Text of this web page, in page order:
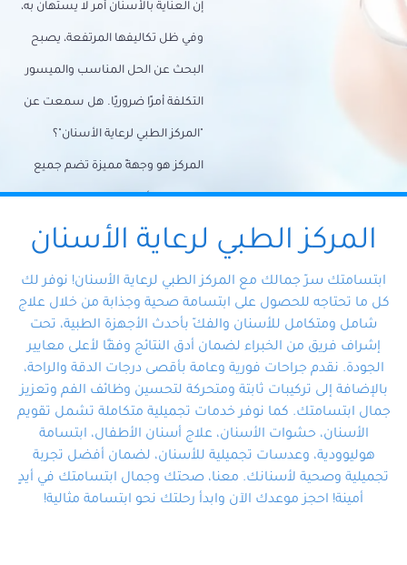
إن العناية بالأسنان أمر لا يستهان به،
وفي ظل تكاليفها المرتفعة، يصبح
البحث عن الحل المناسب والميسور
التكلفة أمرًا ضروريًا. هل سمعت عن
"المركز الطبي لرعاية الأسنان"؟
المركز هو وجهةً مميزة تضم جميع
احتياجات الأسنان تحت سقف واحد،
وتضمن لك حلاً شاملًا لجميع
المتخصص ذوي الخبرة، ستجد نفسك
في أيد أمينة تلبي احتياجاتك بكل
احترافية ودقة.
المركز الطبي لرعاية الأسنان
ابتسامتك سرّ جمالك مع المركز الطبي لرعاية الأسنان! نوفر لك
كل ما تحتاجه للحصول على ابتسامة صحية وجذابة من خلال علاج
شامل ومتكامل للأسنان والفكّ بأحدث الأجهزة الطبية، تحت
إشراف فريق من الخبراء لضمان أدق النتائج وفقًا لأعلى معايير
الجودة. نقدم جراحات فورية وعامة بأقصى درجات الدقة والراحة،
بالإضافة إلى تركيبات ثابتة ومتحركة لتحسين وظائف الفم وتعزيز
جمال ابتسامتك. كما نوفر خدمات تجميلية متكاملة تشمل تقويم
الأسنان، حشوات الأسنان، علاج أسنان الأطفال، ابتسامة
هوليوودية، وعدسات تجميلية للأسنان، لضمان أفضل تجربة
تجميلية وصحية لأسنانك. معنا، صحتك وجمال ابتسامتك في أيدٍ
أمينة! احجز موعدك الآن وابدأ رحلتك نحو ابتسامة مثالية!